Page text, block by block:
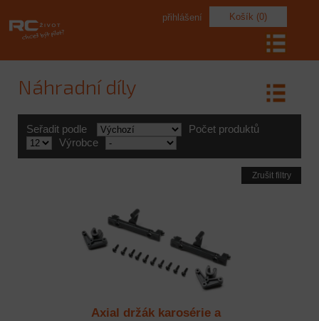
Košík (0)
přihlášení
Náhradní díly
Seřadit podle
Počet produktů
Výrobce
Zrušit filtry
Axial držák karosérie a